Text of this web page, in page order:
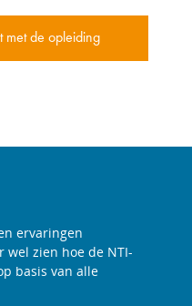
met de opleiding
ervaringen
wel zien hoe de NTI-
basis van alle